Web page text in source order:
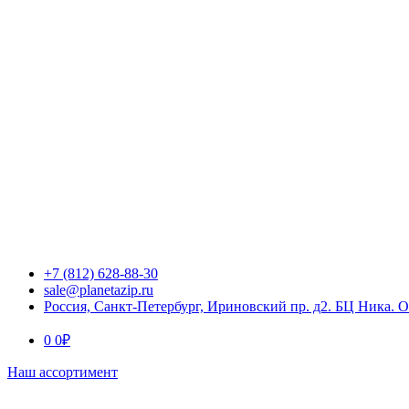
+7 (812) 628-88-30
sale@planetazip.ru
Россия, Санкт-Петербург, Ириновский пр. д2. БЦ Ника.
0 0₽
Наш ассортимент